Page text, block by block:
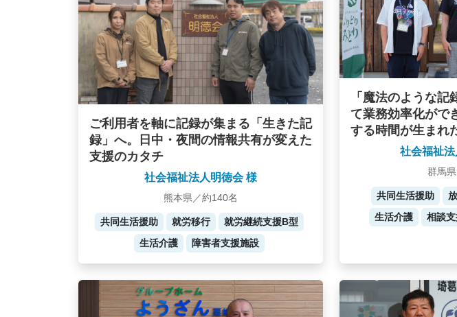
ご利用者を軸に記録が集まる「生きた記
録」へ。日中・夜間の情報共有が変えた
支援のカタチ
社会福祉法人明徳会 様
熊本県／約140名
共同生活援助 就労移行
就労継続支援B型
生活介護
障害者支援施設
「魔法のような
て業務効率化がで
する時間が生まれ
社会福祉
群馬
共同生活援助
生活介護
相談